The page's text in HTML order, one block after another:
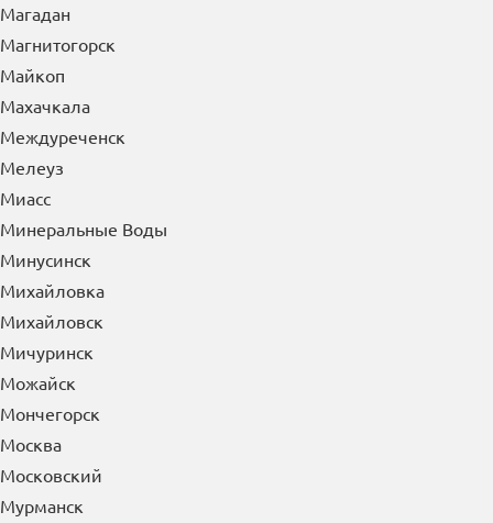
Магадан
Магнитогорск
Майкоп
Махачкала
Междуреченск
Мелеуз
Миасс
Минеральные Воды
Минусинск
Михайловка
Михайловск
Мичуринск
Можайск
Мончегорск
Москва
Московский
Мурманск